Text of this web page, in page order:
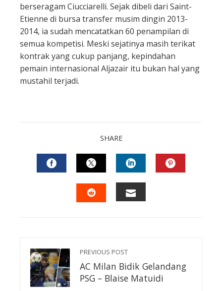
berseragam Ciucciarelli. Sejak dibeli dari Saint-
Etienne di bursa transfer musim dingin 2013-
2014, ia sudah mencatatkan 60 penampilan di
semua kompetisi. Meski sejatinya masih terikat
kontrak yang cukup panjang, kepindahan
pemain internasional Aljazair itu bukan hal yang
mustahil terjadi.
SHARE
FACEBOOKTWITTERLINKEDIN
PREVIOUS POST
AC Milan Bidik Gelandang
PSG – Blaise Matuidi